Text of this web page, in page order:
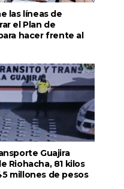
las líneas de
el Plan de
hacer frente al
Guajira
Riohacha, 81 kilos
millones de pesos